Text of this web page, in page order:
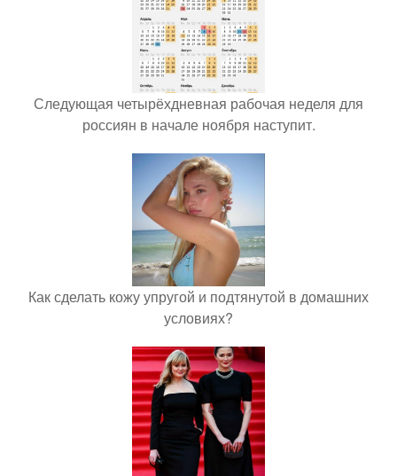
Следующая четырёхдневная рабочая неделя для
россиян в начале ноября наступит.
Как сделать кожу упругой и подтянутой в домашних
условиях?